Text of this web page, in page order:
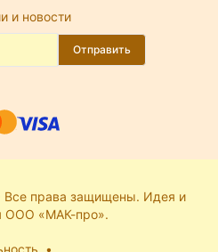
и новости
Отправить
Все права защищены. Идея и
ООО «МАК-про».